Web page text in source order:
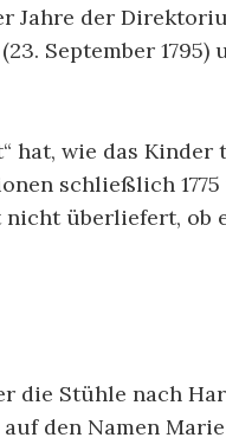
Jahre der
September 1795)
hat, wie das Kinder
schließlich 1775
nicht überliefert, ob
die Stühle nach
den Namen